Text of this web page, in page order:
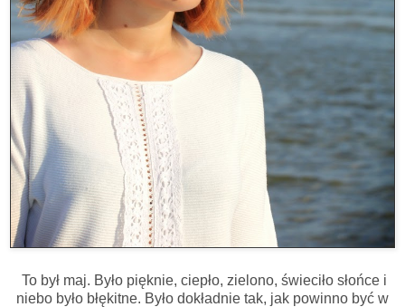
To był maj. Było pięknie, ciepło, zielono, świeciło słońce i
niebo było błękitne. Było dokładnie tak, jak powinno być w